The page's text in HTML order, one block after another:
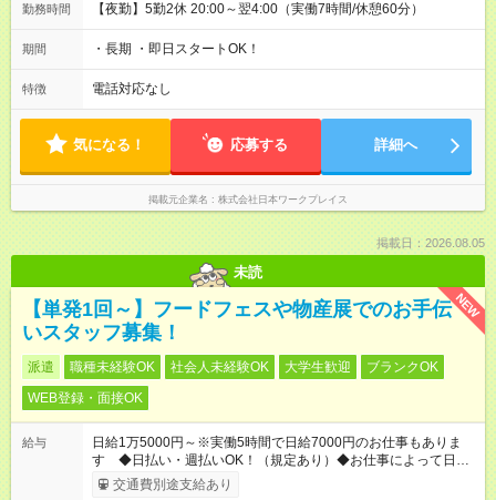
勤務時間 【夜勤】5勤2休 20:00～翌4:00（実働7時間/休憩60分）
期間 ・長期 ・即日スタートOK！
特徴 電話対応なし
気になる！ 応募する 詳細へ
掲載元企業名 株式会社日本ワークプレイス
掲載日：2026.08.05
未読
NEW
【単発1回～】フードフェスや物産展でのお手伝
いスタッフ募集！
派遣 職種未経験OK 社会人未経験OK 大学生歓迎
ブランクOK
WEB登録・面接OK
給与
日給1万5000円～※実働5時間で日給7000円のお仕事もありま
す ◆日払い・週払いOK！（規定あり）◆お仕事によって日給も
異なります
交通費別途支給あり